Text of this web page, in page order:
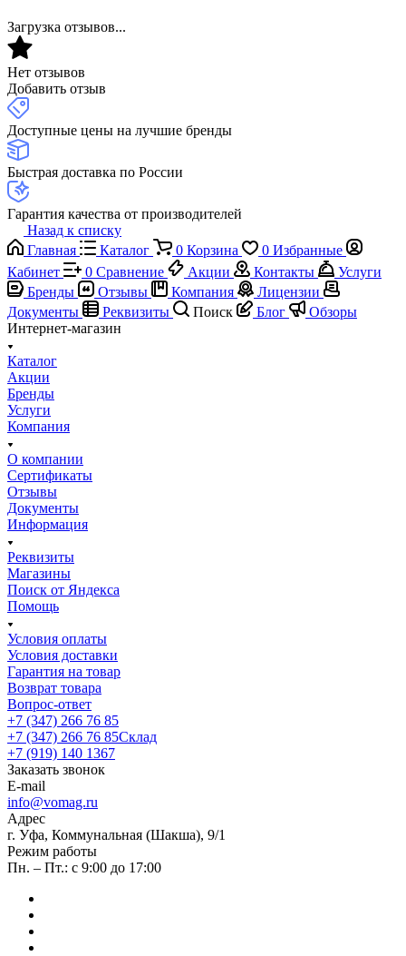
Загрузка отзывов...
Нет отзывов
Добавить отзыв
Доступные цены на лучшие бренды
Быстрая доставка по России
Гарантия качества от производителей
Назад к списку
Главная
Каталог 0 Корзина 0 Избранные
Кабинет
0 Сравнение Акции Контакты
Услуги
Бренды
Отзывы Компания
Лицензии
Документы
Реквизиты Поиск Блог
Обзоры
Интернет-магазин
Каталог
Акции
Бренды
Услуги
Компания
О компании
Сертификаты
Отзывы
Документы
Информация
Реквизиты
Магазины
Поиск от Яндекса
Помощь
Условия оплаты
Условия доставки
Гарантия на товар
Возврат товара
Вопрос-ответ
+7 (347) 266 76 85
+7 (347) 266 76 85Склад
+7 (919) 140 1367
Заказать звонок
E-mail
info@vomag.ru
Адрес
г. Уфа, Коммунальная (Шакша), 9/1
Режим работы
Пн. – Пт.: с 9:00 до 17:00